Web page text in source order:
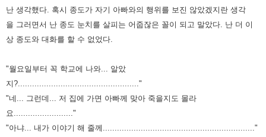
난 생각했다. 혹시 종도가 자기 아빠와의 행위를 보진 않았겠지란 생각
을 그러면서 난 종도 눈치를 살피는 어줍잖은 꼴이 되고 말았다. 난 더 이
상 종도와 대화를 할 수 없었다.
"월요일부터 꼭 학교에 나와... 알았
지?..................................................."
"네... 그런데... 저 집에 가면 아빠께 맞아 죽을지도 몰라
요........................."
"아냐... 내가 이야기 해 줄께................................................................"